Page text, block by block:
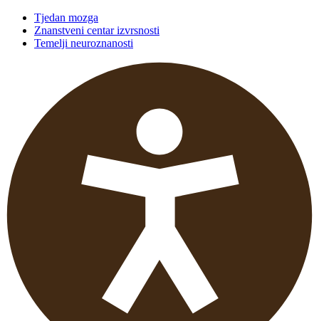
Tjedan mozga
Znanstveni centar izvrsnosti
Temelji neuroznanosti